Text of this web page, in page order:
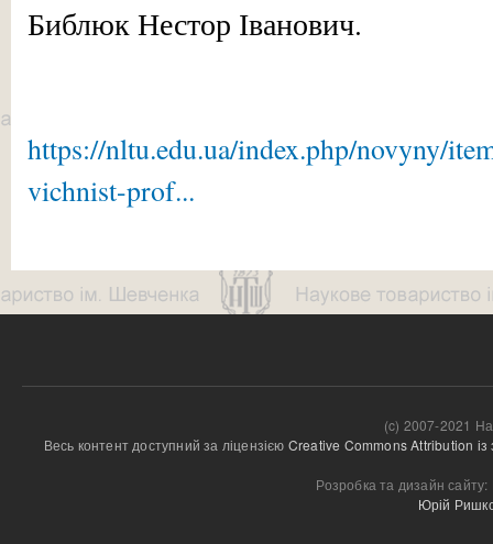
Библюк Нестор Іванович.
https://nltu.edu.ua/index.php/novyny/
vichnist-prof...
(c) 2007-2021
Весь контент доступний за ліцензією Creative Commons Attribution
Розробка та дизайн сайту:
Юрій